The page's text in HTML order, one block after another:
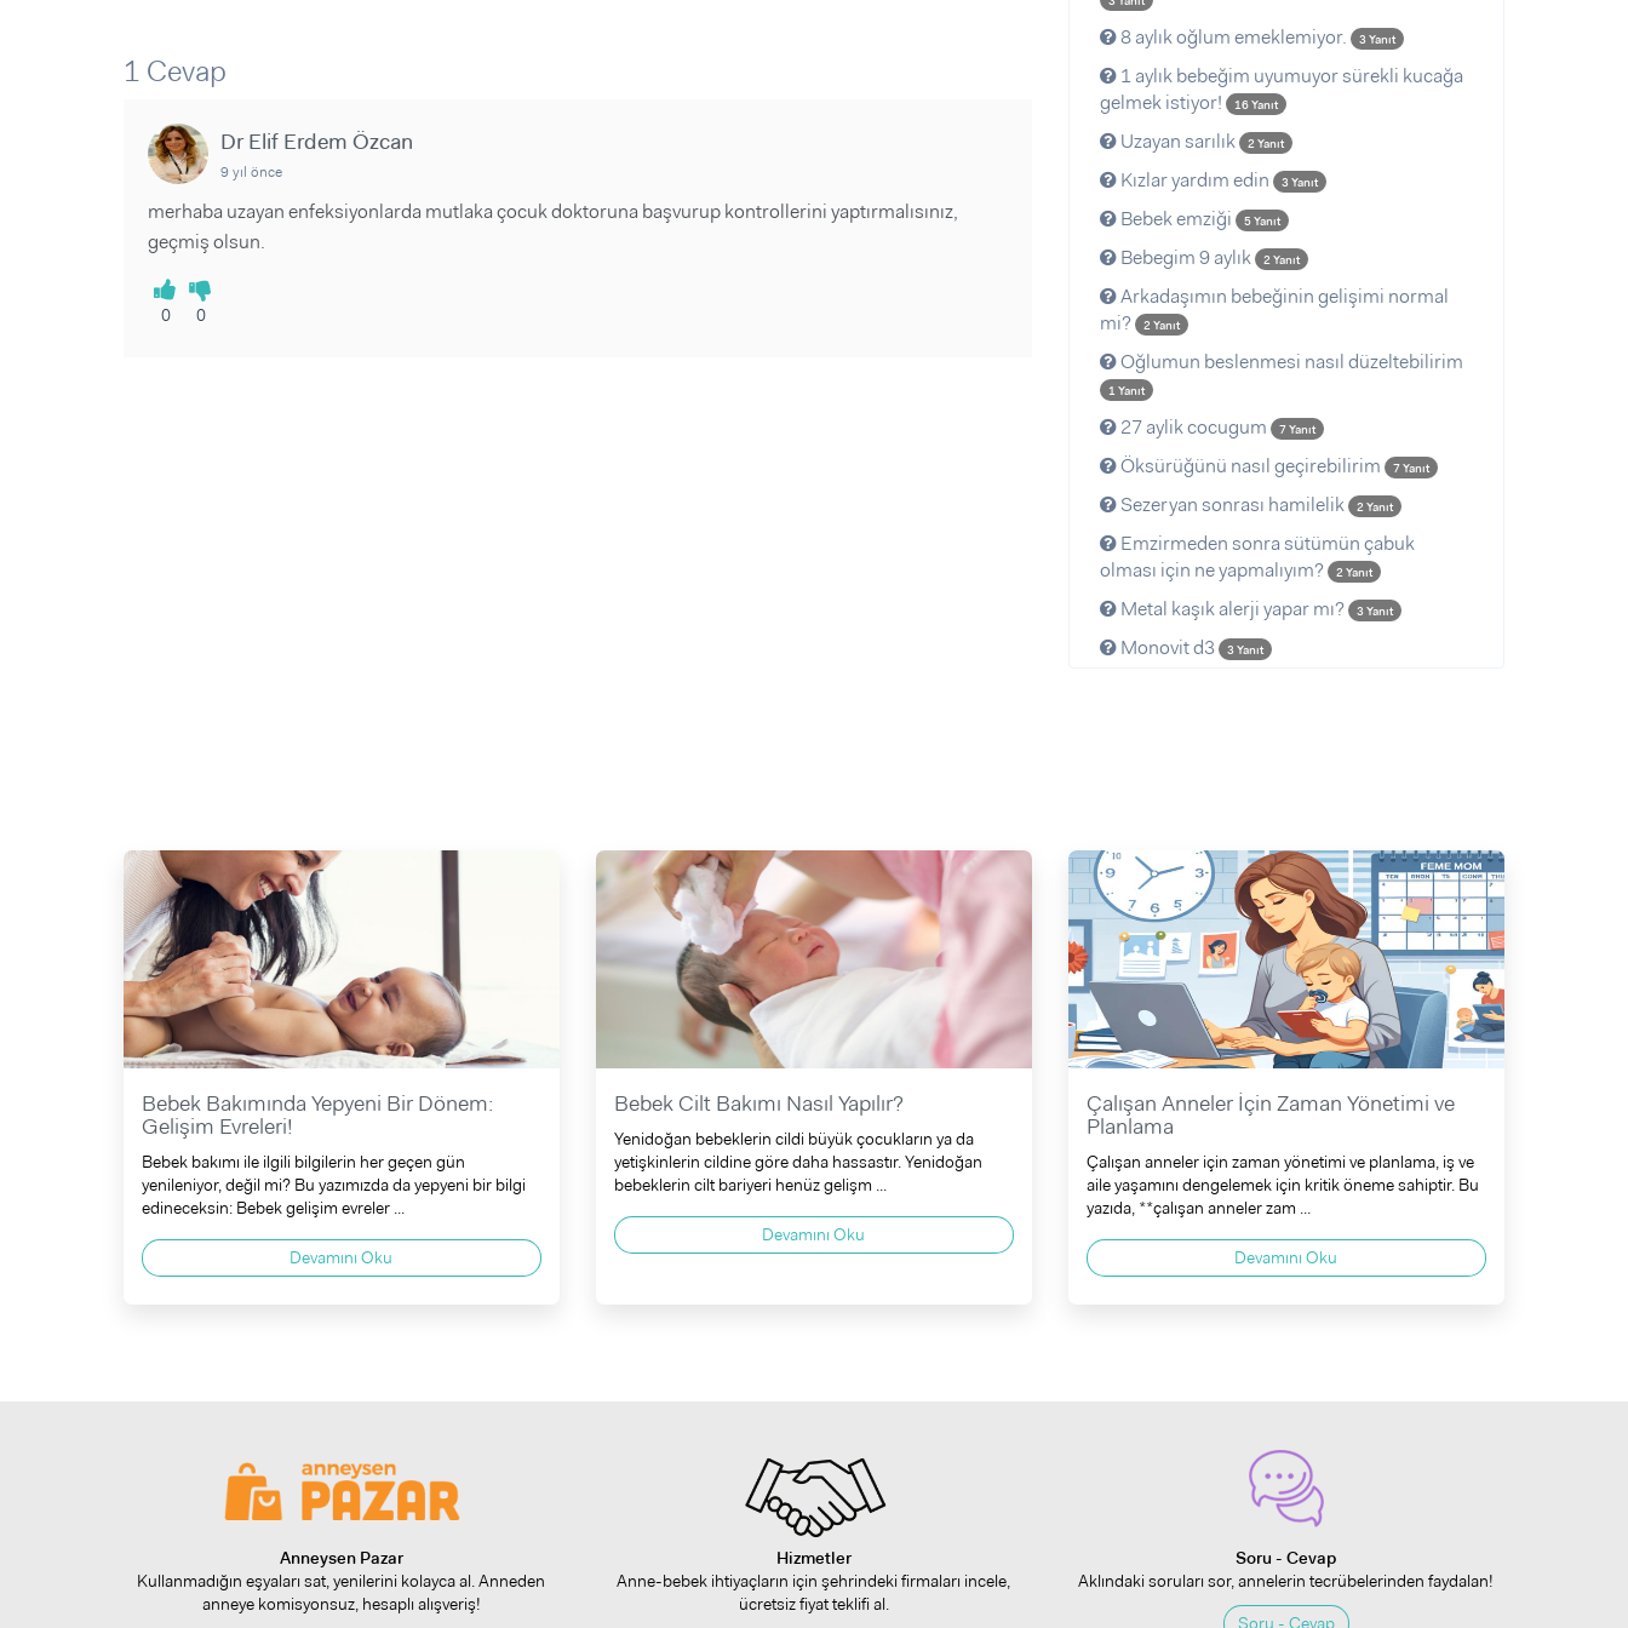
Sorular ve Yanıtlar
Videolar
1 Cevap
Dr Elif Erdem Özcan
9 yıl önce
merhaba uzayan enfeksiyonlarda mutlaka çocuk doktoruna başvurup kontrollerini yaptırmalısınız,
geçmiş olsun.
0 0
8 aylık oğlum emeklemiyor. 3 Yanıt
1 aylık bebeğim uyumuyor sürekli kucağa
gelmek istiyor!
16 Yanıt
Uzayan sarılık 2 Yanıt
Kızlar yardım edin 3 Yanıt
Bebek emziği 5 Yanıt
Bebegim 9 aylık 2 Yanıt
Arkadaşımın bebeğinin gelişimi normal
mi?
2 Yanıt
Oğlumun beslenmesi nasıl düzeltebilirim
1 Yanıt
27 aylik cocugum 7 Yanıt
Öksürüğünü nasıl geçirebilirim 7 Yanıt
Sezeryan sonrası hamilelik 2 Yanıt
Emzirmeden sonra sütümün çabuk
olması için ne yapmalıyım?
2 Yanıt
Metal kaşık alerji yapar mı? 3 Yanıt
Monovit d3 3 Yanıt
Bebek Bakımında Yepyeni Bir Dönem:
Gelişim Evreleri!
Bebek bakımı ile ilgili bilgilerin her geçen gün
yenileniyor, değil mi? Bu yazımızda da yepyeni bir bilgi
edineceksin: Bebek gelişim evreler ...
Devamını Oku
Bebek Cilt Bakımı Nasıl Yapılır?
Yenidoğan bebeklerin cildi büyük çocukların ya da
yetişkinlerin cildine göre daha hassastır. Yenidoğan
bebeklerin cilt bariyeri henüz gelişm ...
Devamını Oku
Çalışan Anneler İçin Zaman Yönetimi ve
Planlama
Çalışan anneler için zaman yönetimi ve planlama, iş ve
aile yaşamını dengelemek için kritik öneme sahiptir. Bu
yazıda, **çalışan anneler zam ...
Devamını Oku
Anneysen Pazar
Kullanmadığın eşyaları sat, yenilerini kolayca al. Anneden
anneye komisyonsuz, hesaplı alışveriş!
Hizmetler
Anne-bebek ihtiyaçların için şehrindeki firmaları incele,
ücretsiz fiyat teklifi al.
Soru - Cevap
Aklındaki soruları sor, annelerin tecrübelerinden faydalan!
Soru - Cevap